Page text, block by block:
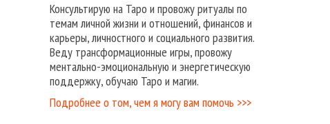
Консультирую на Таро и провожу ритуалы по
темам личной жизни и отношений, финансов и
карьеры, личностного и социального развития.
Веду трансформационные игры, провожу
ментально-эмоциональную и энергетическую
поддержку, обучаю Таро и магии.
Подробнее о том, чем я могу вам помочь >>>